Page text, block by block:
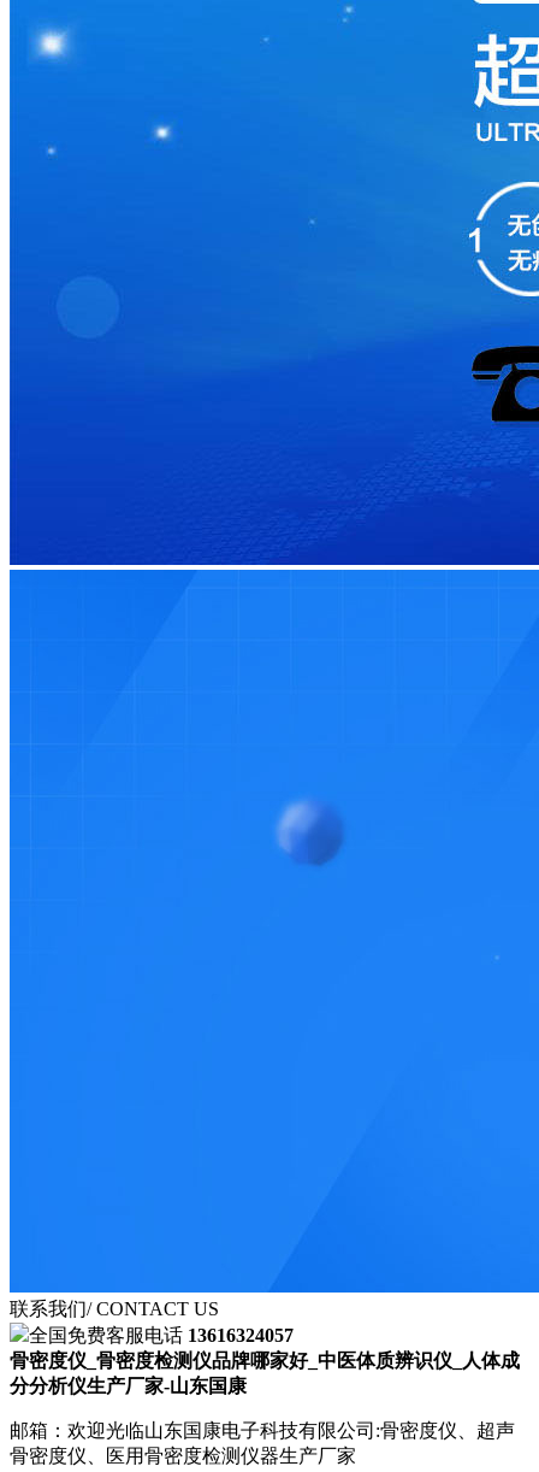
联系我们/ CONTACT US
全国免费客服电话 13616324057
骨密度仪_骨密度检测仪品牌哪家好_中医体质辨识仪_人体成
分分析仪生产厂家-山东国康
邮箱：欢迎光临山东国康电子科技有限公司:骨密度仪、超声
骨密度仪、医用骨密度检测仪器生产厂家